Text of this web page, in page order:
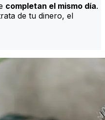
completan el mismo día.
de tu dinero, el